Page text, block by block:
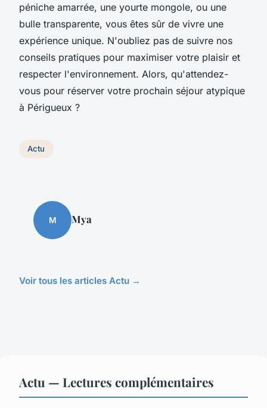
péniche amarrée, une yourte mongole, ou une
bulle transparente, vous êtes sûr de vivre une
expérience unique. N'oubliez pas de suivre nos
conseils pratiques pour maximiser votre plaisir et
respecter l'environnement. Alors, qu'attendez-
vous pour réserver votre prochain séjour atypique
à Périgueux ?
Actu
M Mya
Voir tous les articles Actu →
Actu — Lectures complémentaires